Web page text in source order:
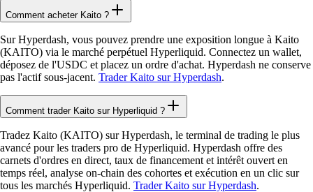
Comment acheter Kaito ?
Sur Hyperdash, vous pouvez prendre une exposition longue à Kaito
(KAITO) via le marché perpétuel Hyperliquid. Connectez un wallet,
déposez de l'USDC et placez un ordre d'achat. Hyperdash ne conserve
pas l'actif sous-jacent. Trader Kaito sur Hyperdash.
Comment trader Kaito sur Hyperliquid ?
Tradez Kaito (KAITO) sur Hyperdash, le terminal de trading le plus
avancé pour les traders pro de Hyperliquid. Hyperdash offre des
carnets d'ordres en direct, taux de financement et intérêt ouvert en
temps réel, analyse on-chain des cohortes et exécution en un clic sur
tous les marchés Hyperliquid. Trader Kaito sur Hyperdash.